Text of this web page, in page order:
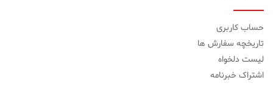
حساب کاربری
تاریخچه سفارش ها
لیست دلخواه
اشتراک خبرنامه